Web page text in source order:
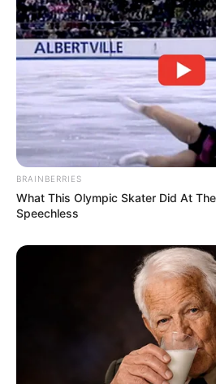
(foto: instgram/
5. Gayanya simpel, tapi tetap kece
BRAINBERRIES
What This Olympic Skater Did At
Speechless